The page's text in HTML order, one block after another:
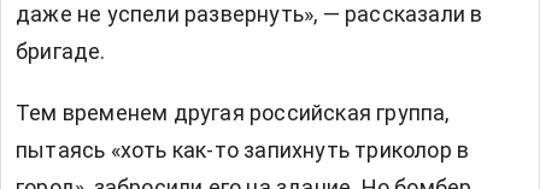
даже не успели развернуть», — рассказали в
бригаде.
Тем временем другая российская группа,
пытаясь «хоть как-то запихнуть триколор в